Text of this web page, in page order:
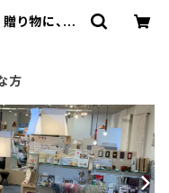
り物に、自
方